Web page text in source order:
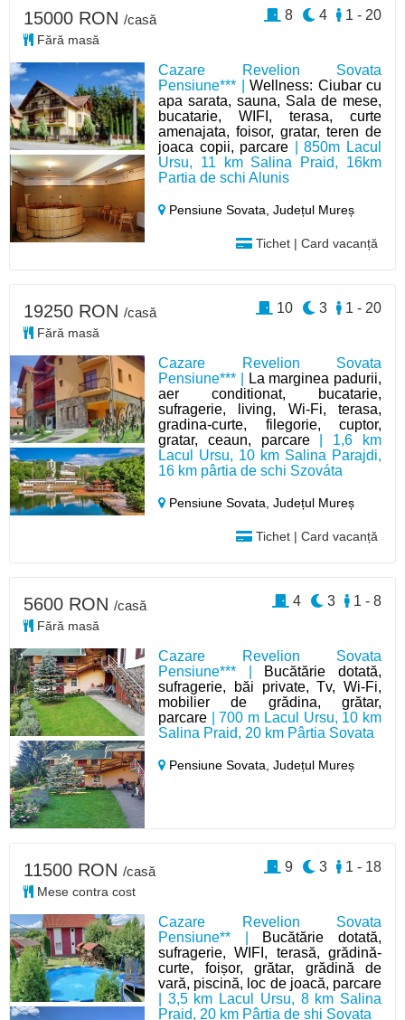
Cazare Revelion Sovata
Pensiune*** |Wellness: Ciubar cu
apa sarata, sauna, Sala de mese,
bucatarie, WIFI, terasa, curte
amenajata, foisor, gratar, teren de
joaca copii, parcare | 850m Lacul
Ursu, 11 km Salina Praid, 16km
Partia de schi Alunis
Pensiune Sovata,Județul Mureș
Tichet | Card vacanță
15000 RON /casă
Fără masă
1 - 20
4
8
Cazare Revelion Sovata
Pensiune*** |
La marginea padurii,
aer conditionat, bucatarie,
sufragerie, living, Wi-Fi, terasa,
gradina-curte, filegorie, cuptor,
gratar, ceaun, parcare| 1,6 km
Lacul Ursu, 10 km Salina Parajdi,
16 km pârtia de schi Szováta
Pensiune Sovata,Județul Mureș
Tichet | Card vacanță
19250 RON /casă
Fără masă
1 - 20
3
10
Cazare Revelion Sovata
Pensiune*** | Bucătărie dotată,
sufragerie, băi private, Tv, Wi-Fi,
mobilier de grădina, grătar,
parcare | 700 m Lacul Ursu, 10 km
Salina Praid, 20 km Pârtia Sovata
Pensiune Sovata,Județul Mureș
5600 RON /casă
Fără masă
1 - 8
3
4
Cazare Revelion Sovata
Pensiune** | Bucătărie dotată,
sufragerie, WIFI, terasă, grădină-
curte, foișor, grătar, grădină de
vară, piscină, loc de joacă, parcare
| 3,5 km Lacul Ursu, 8 km Salina
Praid, 20 km Pârtia de shi Sovata
11500 RON /casă
Mese contra cost
1 - 18
3
9